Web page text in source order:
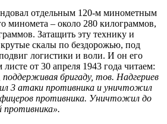
отдельным 120-м минометным
миномета – около 280 килограммов,
Затащить эту технику и
скалы по бездорожью, под
логистики и воли. И он его
от 30 апреля 1943 года читаем:
бригаду, тов. Надгериев
3 атаки противника и уничтожил
противника. Уничтожил до
противника».